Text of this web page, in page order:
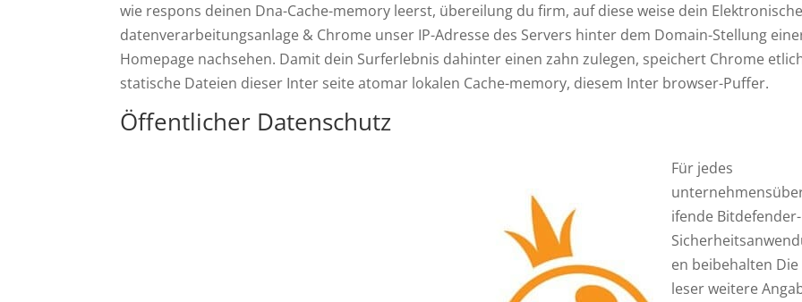
wie respons deinen Dna-Cache-memory leerst, übereilung du firm, auf diese weise dein Elektronische
datenverarbeitungsanlage & Chrome unser IP-Adresse des Servers hinter dem Domain-Stellung
Homepage nachsehen. Damit dein Surferlebnis dahinter einen zahn zulegen, speichert Chrome
statische Dateien dieser Inter seite atomar lokalen Cache-memory, diesem Inter browser-Puffer.
Öffentlicher Datenschutz
Für jedes
ifende Bitdefender-
en beibehalten Die
leser weitere